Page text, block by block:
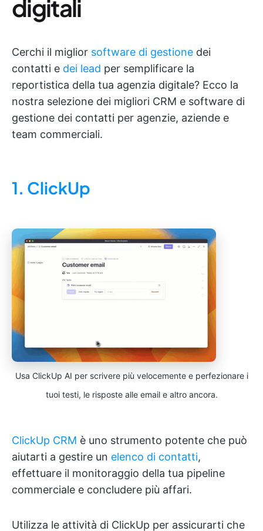
digitali
Cerchi il miglior software di gestione dei
contatti e dei lead per semplificare la
reportistica della tua agenzia digitale? Ecco la
nostra selezione dei migliori CRM e software di
gestione dei contatti per agenzie, aziende e
team commerciali.
1. ClickUp
Usa ClickUp AI per scrivere più velocemente e perfezionare i
tuoi testi, le risposte alle email e altro ancora.
ClickUp CRM è uno strumento potente che può
aiutarti a gestire un elenco di contatti,
effettuare il monitoraggio della tua pipeline
commerciale e concludere più affari.
Utilizza le attività di ClickUp per assicurarti che